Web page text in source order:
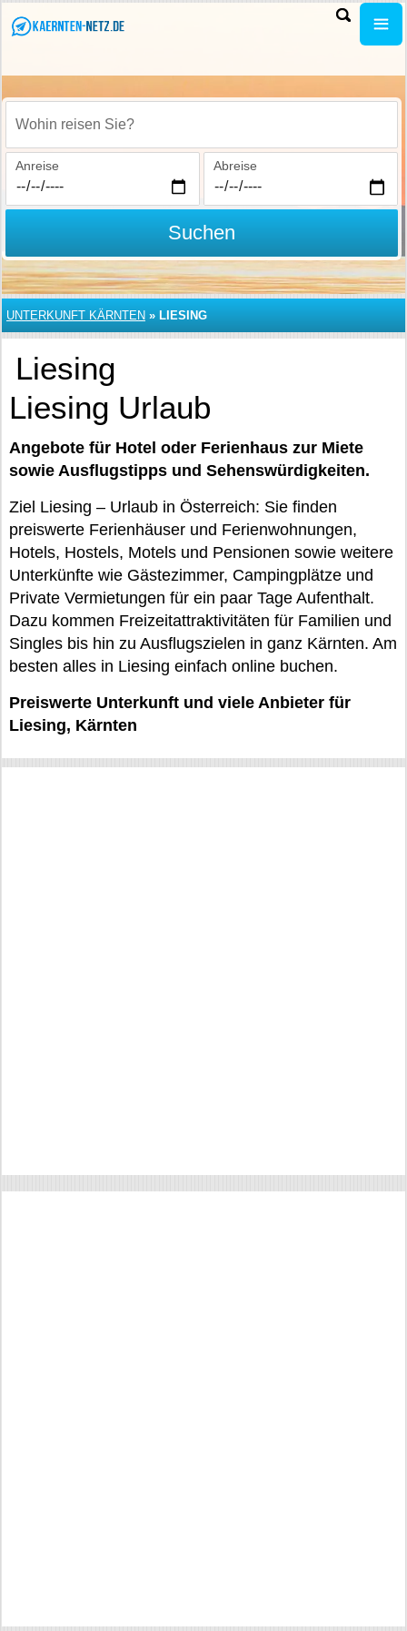
Wohin reisen Sie?
Anreise Abreise
Suchen
UNTERKUNFT KÄRNTEN » LIESING
Liesing
Liesing Urlaub
Angebote für Hotel oder Ferienhaus zur Miete
sowie Ausflugstipps und Sehenswürdigkeiten.
Ziel Liesing – Urlaub in Österreich: Sie finden
preiswerte Ferienhäuser und Ferienwohnungen,
Hotels, Hostels, Motels und Pensionen sowie weitere
Unterkünfte wie Gästezimmer, Campingplätze und
Private Vermietungen für ein paar Tage Aufenthalt.
Dazu kommen Freizeitattraktivitäten für Familien und
Singles bis hin zu Ausflugszielen in ganz Kärnten. Am
besten alles in Liesing einfach online buchen.
Preiswerte Unterkunft und viele Anbieter für
Liesing, Kärnten